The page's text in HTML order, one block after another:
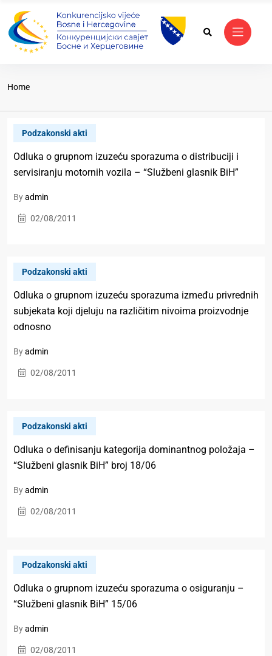
Home
Podzakonski akti
Odluka o grupnom izuzeću sporazuma o distribuciji i
servisiranju motornih vozila – “Službeni glasnik BiH”
Byadmin
02/08/2011
Podzakonski akti
Odluka o grupnom izuzeću sporazuma između privrednih
subjekata koji djeluju na različitim nivoima proizvodnje
odnosno
Byadmin
02/08/2011
Podzakonski akti
Odluka o definisanju kategorija dominantnog položaja –
“Službeni glasnik BiH” broj 18/06
Byadmin
02/08/2011
Podzakonski akti
Odluka o grupnom izuzeću sporazuma o osiguranju –
“Službeni glasnik BiH” 15/06
Byadmin
02/08/2011